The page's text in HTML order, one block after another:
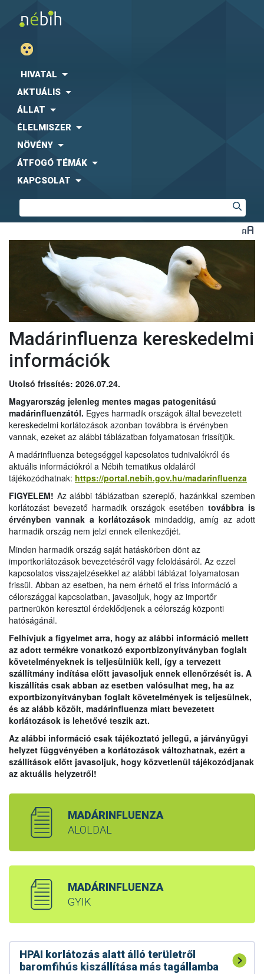
HIVATAL
AKTUÁLIS
ÁLLAT
ÉLELMISZER
NÖVÉNY
ÁTFOGÓ TÉMÁK
KAPCSOLAT
Madárinfluenza kereskedelmi
információk
Utolsó frissítés: 2026.07.24.
Magyarország jelenleg mentes magas patogenitású
madárinfluenzától. Egyes harmadik országok által bevezetett
kereskedelmi korlátozások azonban továbbra is érvényben
vannak, ezeket az alábbi táblázatban folyamatosan frissítjük.
A madárinfluenza betegséggel kapcsolatos tudnivalókról és
aktuális információkról a Nébih tematikus oldaláról
tájékozódhatnak: https://portal.nebih.gov.hu/madarinfluenza
FIGYELEM! Az alábbi táblázatban szereplő, hazánkkal szemben
korlátozást bevezető harmadik országok esetében továbbra is
érvényben vannak a korlátozásokmindaddig, amíg az adott
harmadik ország nem jelzi ennek ellenkezőjét.
Minden harmadik ország saját hatáskörben dönt az
importkorlátozások bevezetéséről vagy feloldásáról. Az ezzel
kapcsolatos visszajelzésekkel az alábbi táblázat folyamatosan
frissül. Abban az esetben, ha nem érhető el friss információ a
célországgal kapcsolatban, javasoljuk, hogy az importőr
partnerükön keresztül érdeklődjenek a célország központi
hatóságánál.
Felhívjuk a figyelmet arra, hogy az alábbi információ mellett
az adott termékre vonatkozó exportbizonyítványban foglalt
követelményeknek is teljesülniük kell, így a tervezett
szállítmány indítása előtt javasoljuk ennek ellenőrzését is. A
kiszállítás csak abban az esetben valósulhat meg, ha az
exportbizonyítványban foglalt követelmények is teljesülnek,
és az alább közölt, madárinfluenza miatt bevezetett
korlátozások is lehetővé teszik azt.
Az alábbi információ csak tájékoztató jellegű, a járványügyi
helyzet függvényében a korlátozások változhatnak, ezért a
szállítások előtt javasoljuk, hogy közvetlenül tájékozódjanak
az aktuális helyzetről!
MADÁRINFLUENZA
ALOLDAL
MADÁRINFLUENZA
GYIK
HPAI korlátozás alatt álló területről
baromfihús kiszállítása más tagállamba